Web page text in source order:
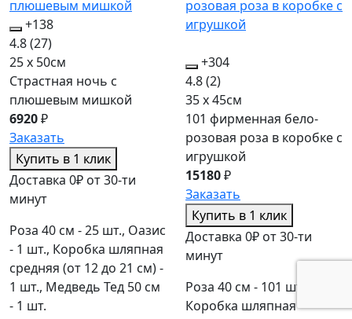
+138
4.8(27)
25 x 50см
Страстная ночь с
плюшевым мишкой
6920₽
Заказать
Купить в 1 клик
Доставка 0₽ от 30-ти
минут
Роза 40 см - 25 шт., Оазис
- 1 шт., Коробка шляпная
средняя (от 12 до 21 см) -
1 шт., Медведь Тед 50 см
- 1 шт.
+304
4.8(2)
35 x 45см
101 фирменная бело-
розовая роза в коробке c
игрушкой
15180₽
Заказать
Купить в 1 клик
Доставка 0₽ от 30-ти
минут
Роза 40 см - 101 шт.,
Коробка шляпная